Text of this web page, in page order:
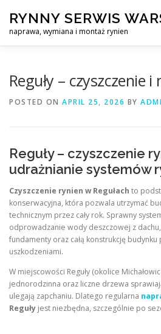
content
RYNNY SERWIS
naprawa, wymiana i montaż rynien
Reguły – czyszczenie
POSTED ON APRIL 25, 2026 BY
Reguły – czyszczenie
udrażnianie systemów
Czyszczenie rynien w Regułach to
konserwacyjna, która pozwala utrzymać
technicznym przez cały rok. Sprawny
odprowadzanie wody deszczowej z
fundamenty oraz całą konstrukcję
uszkodzeniami.
W miejscowości Reguły (okolice
jednorodzinna oraz liczne drzewa
ulegają zapchaniu. Dlatego regularna
Reguły jest niezbędna, szczególnie po